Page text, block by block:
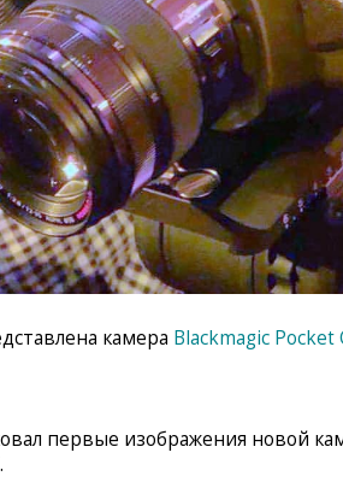
камера Blackmagic Pocket
первые изображения новой